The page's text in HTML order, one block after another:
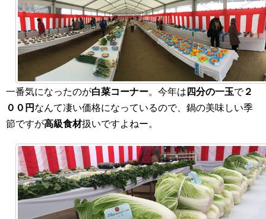
一番気になったのが白菜コーナー。今年は 四分の一玉で２
００円 なんて凄い価格になっているので、鍋の美味しい季
節ですが高級食材扱いですよねー。